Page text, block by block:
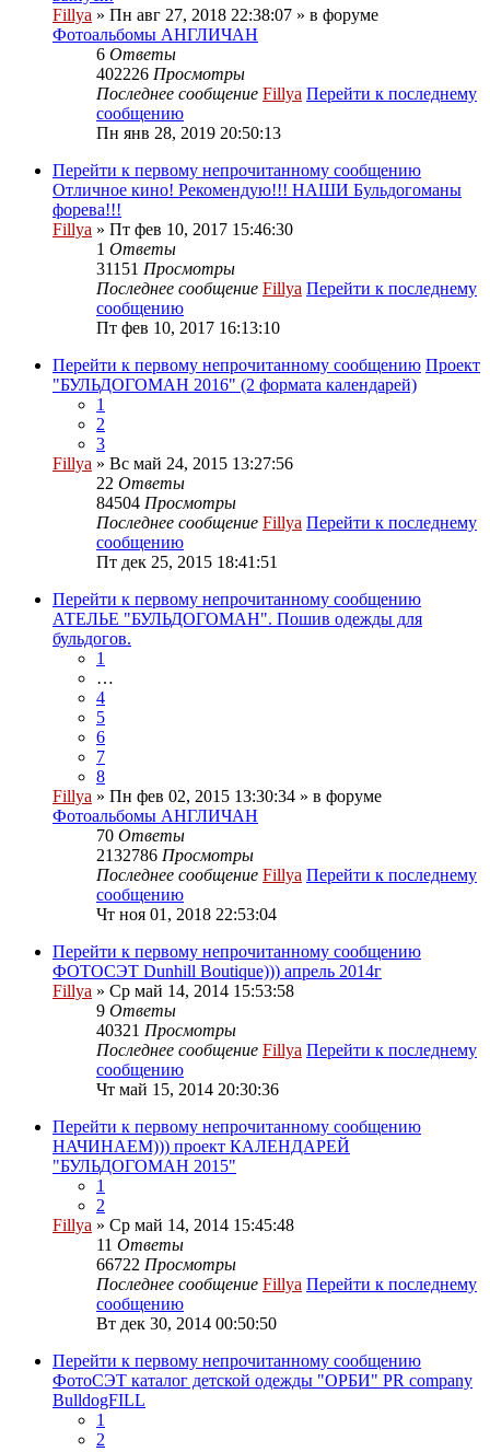
Fillya » Пн авг 27, 2018 22:38:07 » в форуме
Фотоальбомы АНГЛИЧАН
6 Ответы
402226 Просмотры
Последнее сообщение Fillya Перейти к последнему
сообщению
Пн янв 28, 2019 20:50:13
Перейти к первому непрочитанному сообщению
Отличное кино! Рекомендую!!! НАШИ Бульдогоманы
форева!!!
Fillya » Пт фев 10, 2017 15:46:30
1 Ответы
31151 Просмотры
Последнее сообщение Fillya Перейти к последнему
сообщению
Пт фев 10, 2017 16:13:10
Перейти к первому непрочитанному сообщению Проект
"БУЛЬДОГОМАН 2016" (2 формата календарей)
1
2
3
Fillya » Вс май 24, 2015 13:27:56
22 Ответы
84504 Просмотры
Последнее сообщение Fillya Перейти к последнему
сообщению
Пт дек 25, 2015 18:41:51
Перейти к первому непрочитанному сообщению
АТЕЛЬЕ "БУЛЬДОГОМАН". Пошив одежды для
бульдогов.
1
…
4
5
6
7
8
Fillya » Пн фев 02, 2015 13:30:34 » в форуме
Фотоальбомы АНГЛИЧАН
70 Ответы
2132786 Просмотры
Последнее сообщение Fillya Перейти к последнему
сообщению
Чт ноя 01, 2018 22:53:04
Перейти к первому непрочитанному сообщению
ФОТОСЭТ Dunhill Boutique))) апрель 2014г
Fillya » Ср май 14, 2014 15:53:58
9 Ответы
40321 Просмотры
Последнее сообщение Fillya Перейти к последнему
сообщению
Чт май 15, 2014 20:30:36
Перейти к первому непрочитанному сообщению
НАЧИНАЕМ))) проект КАЛЕНДАРЕЙ
"БУЛЬДОГОМАН 2015"
1
2
Fillya » Ср май 14, 2014 15:45:48
11 Ответы
66722 Просмотры
Последнее сообщение Fillya Перейти к последнему
сообщению
Вт дек 30, 2014 00:50:50
Перейти к первому непрочитанному сообщению
ФотоСЭТ каталог детской одежды "ОРБИ" PR company
BulldogFILL
1
2